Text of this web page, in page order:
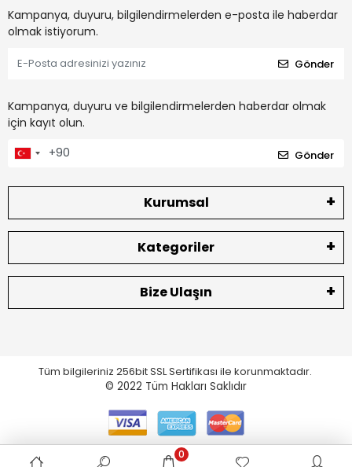
Kampanya, duyuru, bilgilendirmelerden e-posta ile haberdar
olmak istiyorum.
Gönder
Kampanya, duyuru ve bilgilendirmelerden haberdar olmak
için kayıt olun.
Gönder
Kurumsal
Kategoriler
Bize Ulaşın
Tüm bilgileriniz 256bit SSL Sertifikası ile korunmaktadır.
© 2022 Tüm Hakları Saklıdır
0